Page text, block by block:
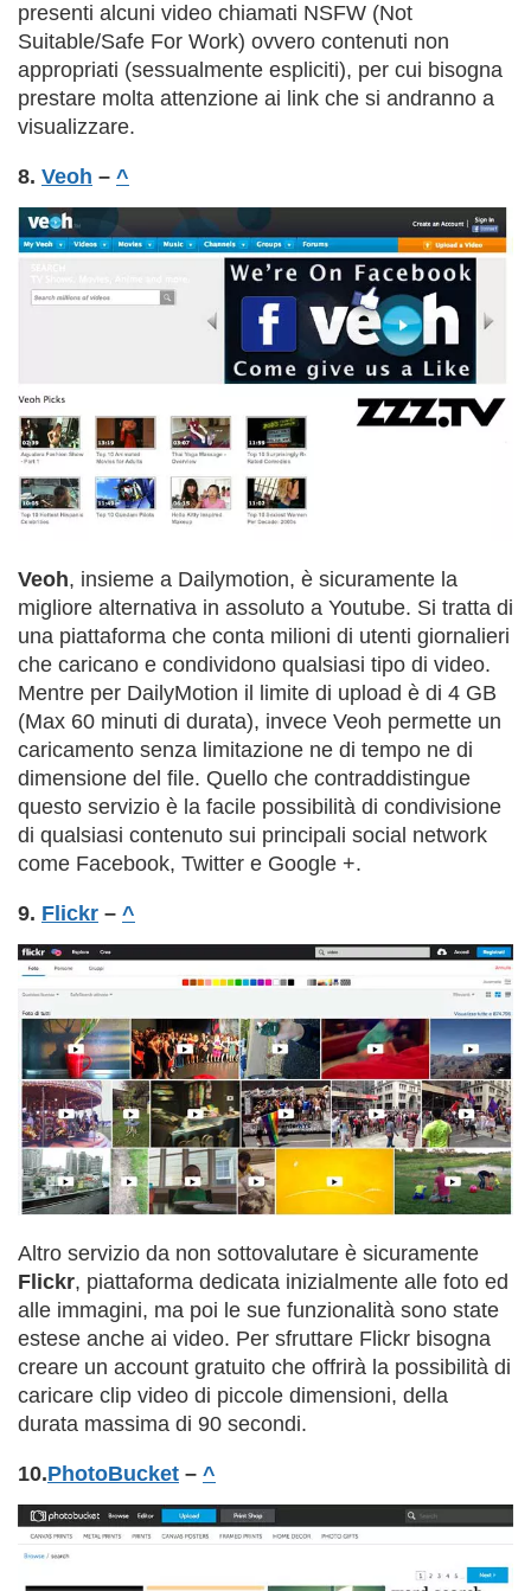
presenti alcuni video chiamati NSFW (Not
Suitable/Safe For Work) ovvero contenuti non
appropriati (sessualmente espliciti), per cui bisogna
prestare molta attenzione ai link che si andranno a
visualizzare.
8. Veoh – ^
Veoh, insieme a Dailymotion, è sicuramente la
migliore alternativa in assoluto a Youtube. Si tratta di
una piattaforma che conta milioni di utenti giornalieri
che caricano e condividono qualsiasi tipo di video.
Mentre per DailyMotion il limite di upload è di 4 GB
(Max 60 minuti di durata), invece Veoh permette un
caricamento senza limitazione ne di tempo ne di
dimensione del file. Quello che contraddistingue
questo servizio è la facile possibilità di condivisione
di qualsiasi contenuto sui principali social network
come Facebook, Twitter e Google +.
9. Flickr – ^
Altro servizio da non sottovalutare è sicuramente
Flickr, piattaforma dedicata inizialmente alle foto ed
alle immagini, ma poi le sue funzionalità sono state
estese anche ai video. Per sfruttare Flickr bisogna
creare un account gratuito che offrirà la possibilità di
caricare clip video di piccole dimensioni, della
durata massima di 90 secondi.
10.PhotoBucket – ^